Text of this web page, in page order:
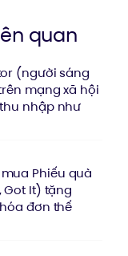
quan
(người sáng
mạng xã hội
nhập như
Phiếu quà
Got It) tặng
đơn thế